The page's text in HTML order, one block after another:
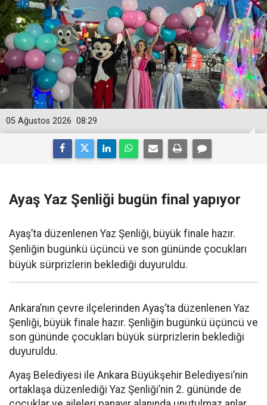
08:29
05 Ağustos 2026
Ayaş Yaz Şenliği bugün final yapıyor
Ayaş’ta düzenlenen Yaz Şenliği, büyük finale hazır.
Şenliğin bugünkü üçüncü ve son gününde çocukları
büyük sürprizlerin beklediği duyuruldu.
Ankara’nın çevre ilçelerinden Ayaş’ta düzenlenen Yaz
Şenliği, büyük finale hazır. Şenliğin bugünkü üçüncü ve
son gününde çocukları büyük sürprizlerin beklediği
duyuruldu.
Ayaş Belediyesi ile Ankara Büyükşehir Belediyesi’nin
ortaklaşa düzenlediği Yaz Şenliği’nin 2. gününde de